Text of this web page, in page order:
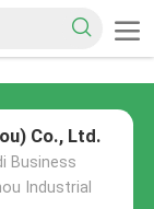
Co., Ltd.
Business
Industrial